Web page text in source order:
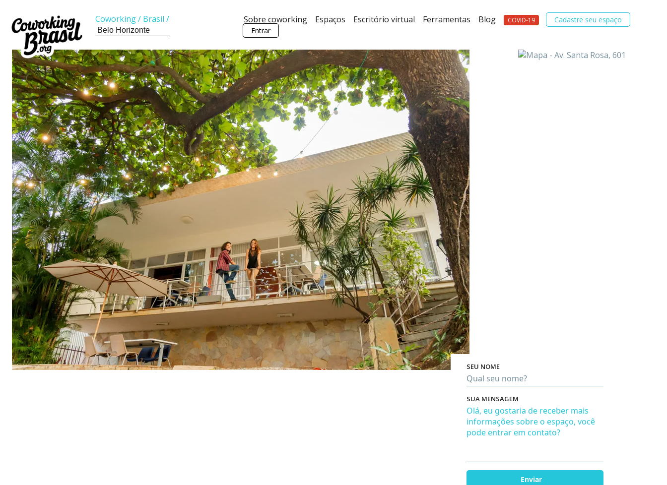
Sobre coworking Espaços Escritório virtual Ferramentas Blog COVID-19
Cadastre seu espaço
Entrar
Coworking/ Brasil /
SEU NOME
SUA MENSAGEM
Enviar